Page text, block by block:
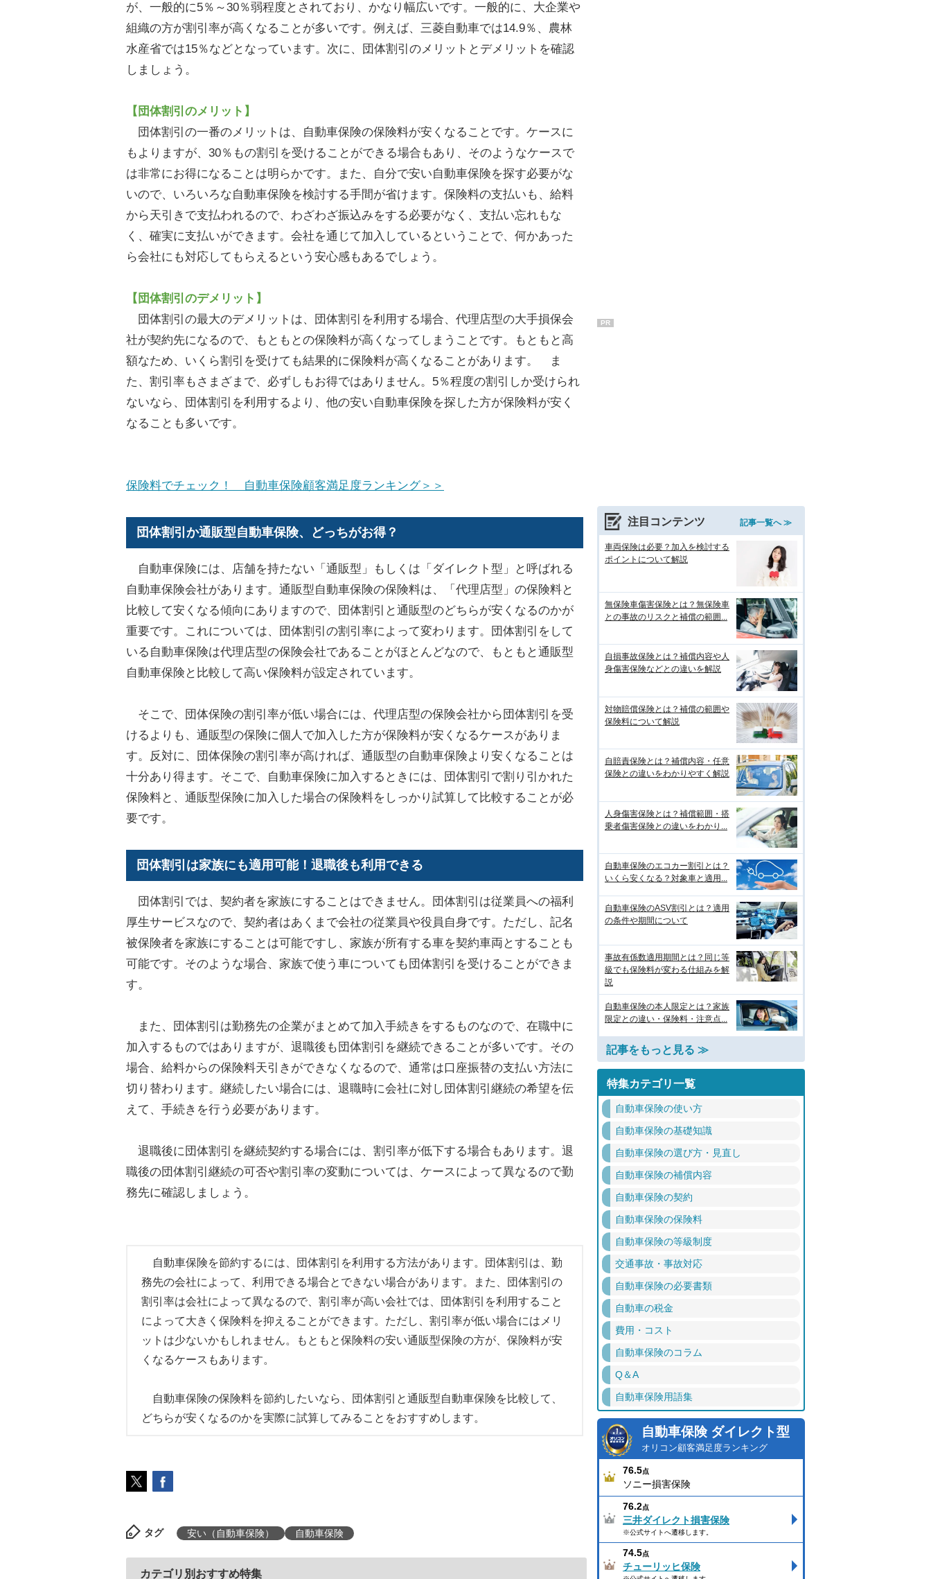
が、一般的に5％～30％弱程度とされており、かなり幅広いです。一般的に、大企業や
組織の方が割引率が高くなることが多いです。例えば、三菱自動車では14.9％、農林
水産省では15％などとなっています。次に、団体割引のメリットとデメリットを確認
しましょう。
【団体割引のメリット】
団体割引の一番のメリットは、自動車保険の保険料が安くなることです。ケースに
もよりますが、30％もの割引を受けることができる場合もあり、そのようなケースで
は非常にお得になることは明らかです。また、自分で安い自動車保険を探す必要がな
いので、いろいろな自動車保険を検討する手間が省けます。保険料の支払いも、給料
から天引きで支払われるので、わざわざ振込みをする必要がなく、支払い忘れもな
く、確実に支払いができます。会社を通じて加入しているということで、何かあった
ら会社にも対応してもらえるという安心感もあるでしょう。
【団体割引のデメリット】
団体割引の最大のデメリットは、団体割引を利用する場合、代理店型の大手損保会
社が契約先になるので、もともとの保険料が高くなってしまうことです。もともと高
額なため、いくら割引を受けても結果的に保険料が高くなることがあります。 ま
た、割引率もさまざまで、必ずしもお得ではありません。5％程度の割引しか受けられ
ないなら、団体割引を利用するより、他の安い自動車保険を探した方が保険料が安く
なることも多いです。
保険料でチェック！ 自動車保険顧客満足度ランキング＞＞
団体割引か通販型自動車保険、どっちがお得？
自動車保険には、店舗を持たない「通販型」もしくは「ダイレクト型」と呼ばれる
自動車保険会社があります。通販型自動車保険の保険料は、「代理店型」の保険料と
比較して安くなる傾向にありますので、団体割引と通販型のどちらが安くなるのかが
重要です。これについては、団体割引の割引率によって変わります。団体割引をして
いる自動車保険は代理店型の保険会社であることがほとんどなので、もともと通販型
自動車保険と比較して高い保険料が設定されています。
そこで、団体保険の割引率が低い場合には、代理店型の保険会社から団体割引を受
けるよりも、通販型の保険に個人で加入した方が保険料が安くなるケースがありま
す。反対に、団体保険の割引率が高ければ、通販型の自動車保険より安くなることは
十分あり得ます。そこで、自動車保険に加入するときには、団体割引で割り引かれた
保険料と、通販型保険に加入した場合の保険料をしっかり試算して比較することが必
要です。
団体割引は家族にも適用可能！退職後も利用できる
団体割引では、契約者を家族にすることはできません。団体割引は従業員への福利
厚生サービスなので、契約者はあくまで会社の従業員や役員自身です。ただし、記名
被保険者を家族にすることは可能ですし、家族が所有する車を契約車両とすることも
可能です。そのような場合、家族で使う車についても団体割引を受けることができま
す。
また、団体割引は勤務先の企業がまとめて加入手続きをするものなので、在職中に
加入するものではありますが、退職後も団体割引を継続できることが多いです。その
場合、給料からの保険料天引きができなくなるので、通常は口座振替の支払い方法に
切り替わります。継続したい場合には、退職時に会社に対し団体割引継続の希望を伝
えて、手続きを行う必要があります。
退職後に団体割引を継続契約する場合には、割引率が低下する場合もあります。退
職後の団体割引継続の可否や割引率の変動については、ケースによって異なるので勤
務先に確認しましょう。
自動車保険を節約するには、団体割引を利用する方法があります。団体割引は、勤
務先の会社によって、利用できる場合とできない場合があります。また、団体割引の
割引率は会社によって異なるので、割引率が高い会社では、団体割引を利用すること
によって大きく保険料を抑えることができます。ただし、割引率が低い場合にはメリ
ットは少ないかもしれません。もともと保険料の安い通販型保険の方が、保険料が安
くなるケースもあります。
自動車保険の保険料を節約したいなら、団体割引と通販型自動車保険を比較して、
どちらが安くなるのかを実際に試算してみることをおすすめします。
タグ 安い（自動車保険） 自動車保険
カテゴリ別おすすめ特集
PR
注目コンテンツ 記事一覧へ ≫
車両保険は必要？加入を検討する
ポイントについて解説
無保険車傷害保険とは？無保険車
との事故のリスクと補償の範囲...
自損事故保険とは？補償内容や人
身傷害保険などとの違いを解説
対物賠償保険とは？補償の範囲や
保険料について解説
自賠責保険とは？補償内容・任意
保険との違いをわかりやすく解説
人身傷害保険とは？補償範囲・搭
乗者傷害保険との違いをわかり...
自動車保険のエコカー割引とは？
いくら安くなる？対象車と適用...
自動車保険のASV割引とは？適用
の条件や期間について
事故有係数適用期間とは？同じ等
級でも保険料が変わる仕組みを解
説
自動車保険の本人限定とは？家族
限定との違い・保険料・注意点...
記事をもっと見る ≫
特集カテゴリ一覧
自動車保険の使い方
自動車保険の基礎知識
自動車保険の選び方・見直し
自動車保険の補償内容
自動車保険の契約
自動車保険の保険料
自動車保険の等級制度
交通事故・事故対応
自動車保険の必要書類
自動車の税金
費用・コスト
自動車保険のコラム
Q＆A
自動車保険用語集
自動車保険 ダイレクト型
オリコン顧客満足度ランキング
76.5点
ソニー損害保険
76.2点
三井ダイレクト損害保険
※公式サイトへ遷移します。
74.5点
チューリッヒ保険